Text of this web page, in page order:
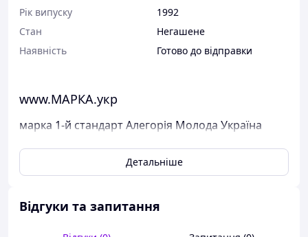
Рік випуску
1992
Стан
Негашене
Наявність
Готово до відправки
www.МАРКА.укр
марка 1-й стандарт Алегорія Молода Україна
Поштові марки України
У каталог ця марка занесена під номером N 19.
Детальніше
Відгуки та запитання